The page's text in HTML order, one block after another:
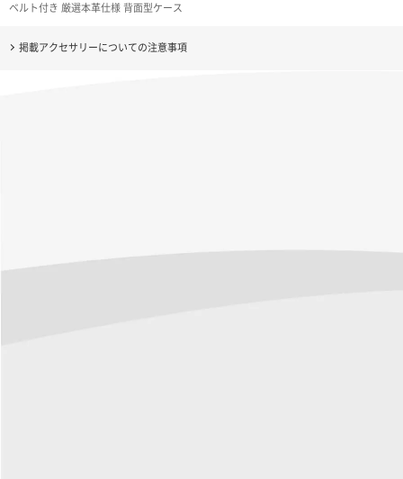
ベルト付き 厳選本革仕様 背面型ケース
掲載アクセサリーについての注意事項